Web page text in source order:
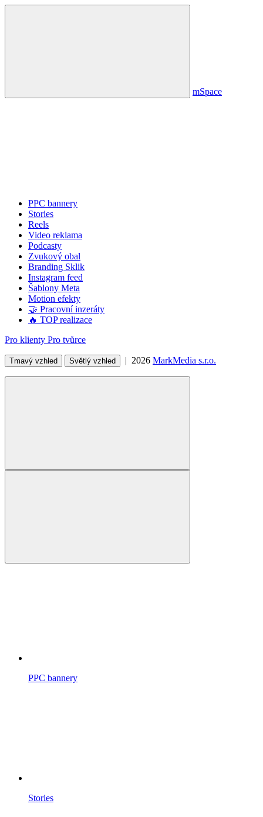
mSpace
PPC bannery
Stories
Reels
Video reklama
Podcasty
Zvukový obal
Branding Sklik
Instagram feed
Šablony Meta
Motion efekty
🤝 Pracovní inzeráty
🔥 TOP realizace
Pro klienty Pro tvůrce
Tmavý vzhled Světlý vzhled | 2026 MarkMedia s.r.o.
PPC bannery
Stories